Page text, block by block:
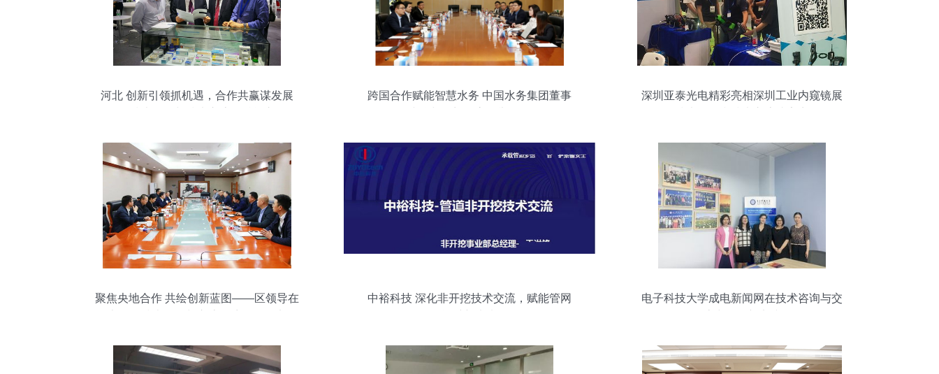
河北 创新引领抓机遇，合作共赢谋发展
跨国合作赋能智慧水务 中国水务集团董事
深圳亚泰光电精彩亮相深圳工业内窥镜展
聚焦央地合作 共绘创新蓝图——区领导在
中裕科技 深化非开挖技术交流，赋能管网
电子科技大学成电新闻网在技术咨询与交